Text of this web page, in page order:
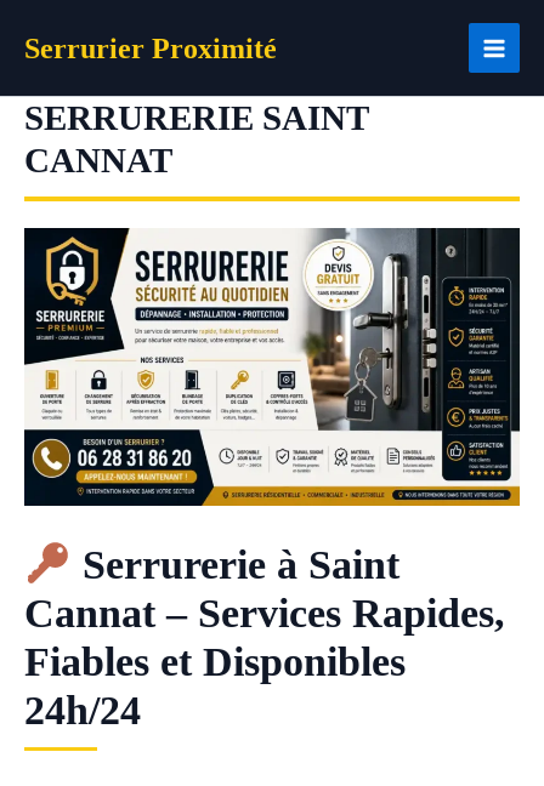
Serrurier Proximité
SERRURERIE SAINT
CANNAT
Serrurerie à Saint
Cannat – Services Rapides,
Fiables et Disponibles
24h/24